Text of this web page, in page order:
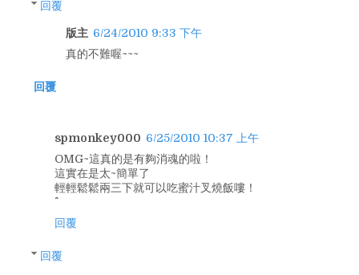
回覆
版主 6/24/2010 9:33 下午
真的不難喔~~~
回覆
spmonkey000 6/25/2010 10:37 上午
OMG~這真的是有夠消魂的啦！
這實在是太~簡單了
輕輕鬆鬆兩三下就可以吃蜜汁叉燒飯嘍！
回覆
回覆